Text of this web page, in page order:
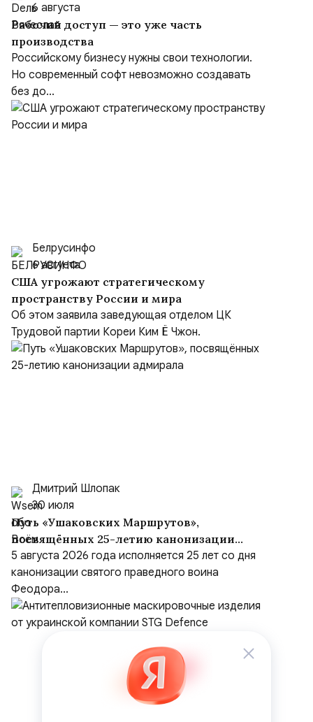
6 августа
Рабочий доступ — это уже часть
производства
Российскому бизнесу нужны свои технологии.
Но современный софт невозможно создавать
без до...
Белрусинфо
6 августа
США угрожают стратегическому
пространству России и мира
Об этом заявила заведующая отделом ЦК
Трудовой партии Кореи Ким Ё Чжон.
Дмитрий Шлопак
30 июля
Путь «Ушаковских Маршрутов»,
посвящённых 25-летию канонизации
адмирала
5 августа 2026 года исполняется 25 лет со дня
канонизации святого праведного воина
Феодора...